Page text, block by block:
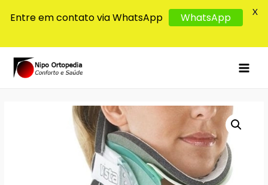
Entre em contato via WhatsApp WhatsApp X